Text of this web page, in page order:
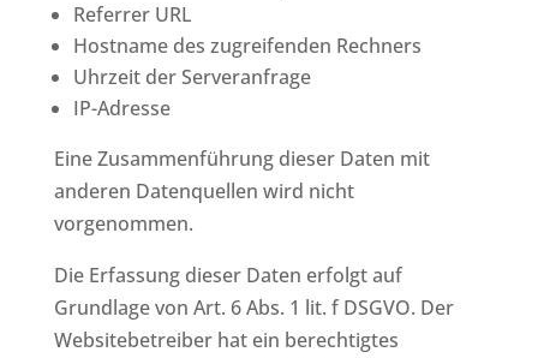
Referrer URL
Hostname des zugreifenden Rechners
Uhrzeit der Serveranfrage
IP-Adresse
Eine Zusammenführung dieser Daten mit
anderen Datenquellen wird nicht
vorgenommen.
Die Erfassung dieser Daten erfolgt auf
Grundlage von Art. 6 Abs. 1 lit. f DSGVO. Der
Websitebetreiber hat ein berechtigtes